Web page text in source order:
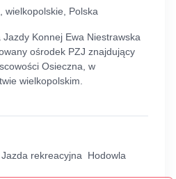
wielkopolskie, Polska
Jazdy Konnej Ewa Niestrawska
ośrodek PZJ znajdujący
Osieczna, w
wielkopolskim.
rekreacyjna Hodowla